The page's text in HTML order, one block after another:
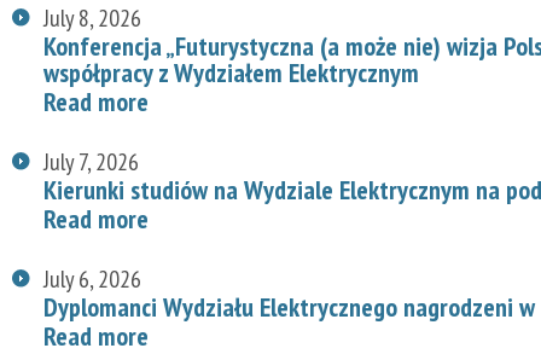
July 8, 2026
Konferencja „Futurystyczna (a może nie) wizja
współpracy z Wydziałem Elektrycznym
Read more
July 7, 2026
Kierunki studiów na Wydziale Elektrycznym na
Read more
July 6, 2026
Dyplomanci Wydziału Elektrycznego nagrodzeni
Read more